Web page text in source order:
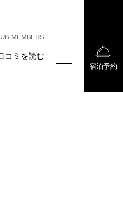
MEMBERS
コミを読む
宿泊予約